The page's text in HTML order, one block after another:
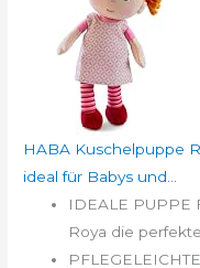
HABA Kuschelpuppe
ideal für Babys und...
IDEALE PUPPE
Roya die